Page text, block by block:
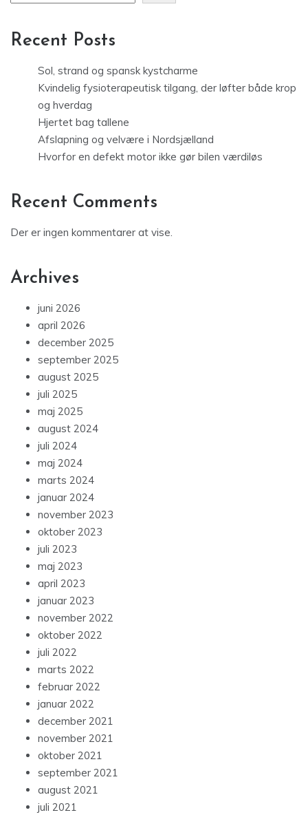
Recent Posts
Sol, strand og spansk kystcharme
Kvindelig fysioterapeutisk tilgang, der løfter både krop
og hverdag
Hjertet bag tallene
Afslapning og velvære i Nordsjælland
Hvorfor en defekt motor ikke gør bilen værdiløs
Recent Comments
Der er ingen kommentarer at vise.
Archives
juni 2026
april 2026
december 2025
september 2025
august 2025
juli 2025
maj 2025
august 2024
juli 2024
maj 2024
marts 2024
januar 2024
november 2023
oktober 2023
juli 2023
maj 2023
april 2023
januar 2023
november 2022
oktober 2022
juli 2022
marts 2022
februar 2022
januar 2022
december 2021
november 2021
oktober 2021
september 2021
august 2021
juli 2021